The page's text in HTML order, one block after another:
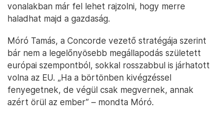
vonalakban már fel lehet rajzolni, hogy merre
haladhat majd a gazdaság.
Móró Tamás, a Concorde vezető stratégája szerint
bár nem a legelőnyösebb megállapodás született
európai szempontból, sokkal rosszabbul is járhatott
volna az EU. „Ha a börtönben kivégzéssel
fenyegetnek, de végül csak megvernek, annak
azért örül az ember” – mondta Móró.